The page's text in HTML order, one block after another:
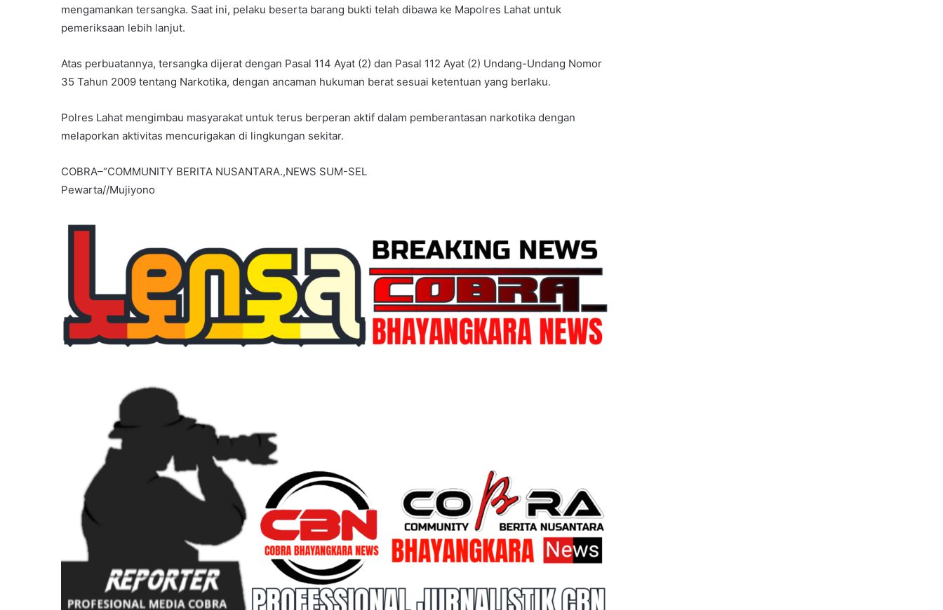
mengamankan tersangka. Saat ini, pelaku beserta barang bukti telah dibawa ke Mapolres Lahat untuk
pemeriksaan lebih lanjut.
Atas perbuatannya, tersangka dijerat dengan Pasal 114 Ayat (2) dan Pasal 112 Ayat (2) Undang-Undang Nomor
35 Tahun 2009 tentang Narkotika, dengan ancaman hukuman berat sesuai ketentuan yang berlaku.
Polres Lahat mengimbau masyarakat untuk terus berperan aktif dalam pemberantasan narkotika dengan
melaporkan aktivitas mencurigakan di lingkungan sekitar.
COBRA–“COMMUNITY BERITA NUSANTARA.,NEWS SUM-SEL
Pewarta//Mujiyono